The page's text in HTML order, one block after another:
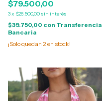
$79.500,00
3x $26.500,00 sin interés
$39.750,00 con Transferencia
Bancaria
¡Solo quedan 2en stock!